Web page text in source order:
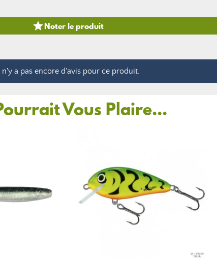
Noter le produit
n'y a pas encore d'avis pour ce produit.
Vous Plaire...